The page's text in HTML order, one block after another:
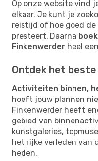
Op onze website vind
elkaar. Je kunt je
reistijd of hoe goed
presteert. Daarna
Finkenwerder heel
Ontdek het
Activiteiten binnen,
hoeft jouw plannen
Finkenwerder heeft
gebied van
kunstgaleries,
het rijke verleden van
heden.